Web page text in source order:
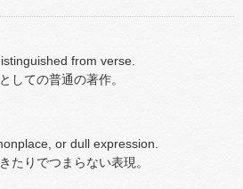
from verse.
しての普通の著作。
or dull expression.
たりでつまらない表現。